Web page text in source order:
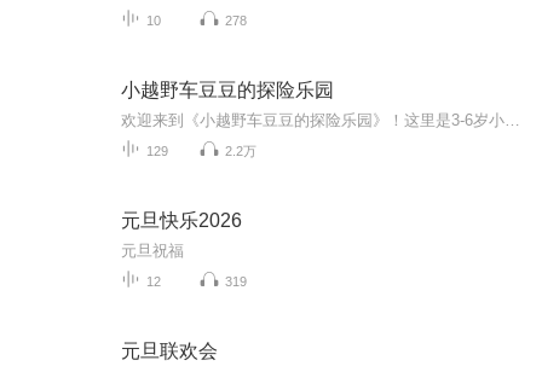
10 278
小越野车豆豆的探险乐园
129 2.2万
元旦快乐2026
元旦祝福
12 319
元旦联欢会